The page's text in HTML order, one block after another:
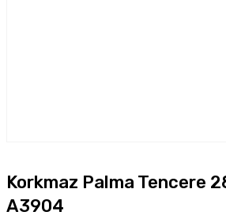
Korkmaz Palma Tencere
A3904